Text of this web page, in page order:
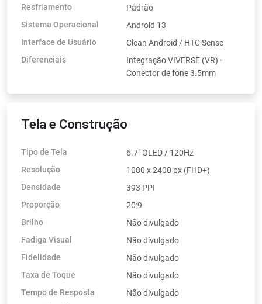
Resfriamento
Padrão
Sistema Operacional
Android 13
Interface de Usuário
Clean Android / HTC Sense
Diferenciais
Integração VIVERSE (VR) ·
Conector de fone 3.5mm
Tela e Construção
Tipo de Tela
6.7" OLED / 120Hz
Resolução
1080 x 2400 px (FHD+)
Densidade
393 PPI
Proporção
20:9
Brilho
Não divulgado
Fadiga Visual
Não divulgado
Fidelidade
Não divulgado
Taxa de Toque
Não divulgado
Tempo de Resposta
Não divulgado